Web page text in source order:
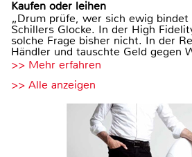
Kaufen oder leihen
„Drum prüfe, wer sich ewig bindet
Schillers Glocke. In der High
solche Frage bisher nicht. In der
Händler und tauschte Geld gegen
>> Mehr erfahren
>> Alle anzeigen